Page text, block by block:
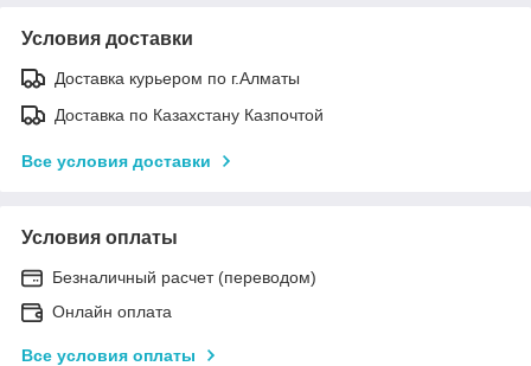
Условия доставки
Доставка курьером по г.Алматы
Доставка по Казахстану Казпочтой
Все условия доставки
Условия оплаты
Безналичный расчет (переводом)
Онлайн оплата
Все условия оплаты